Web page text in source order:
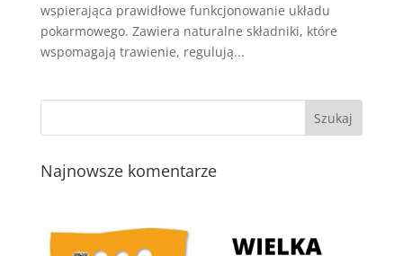
wspierająca prawidłowe funkcjonowanie układu
pokarmowego. Zawiera naturalne składniki, które
wspomagają trawienie, regulują...
Najnowsze komentarze